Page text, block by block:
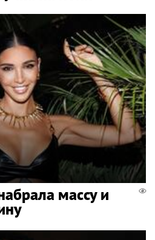
массу и